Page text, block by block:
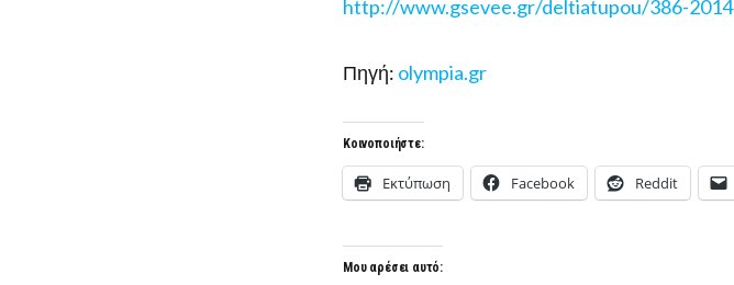
http://www.gsevee.gr/deltiatupou/386-2014
Πηγή: olympia.gr
Κοινοποιήστε:
Εκτύπωση Facebook Reddit
Μου αρέσει αυτό: